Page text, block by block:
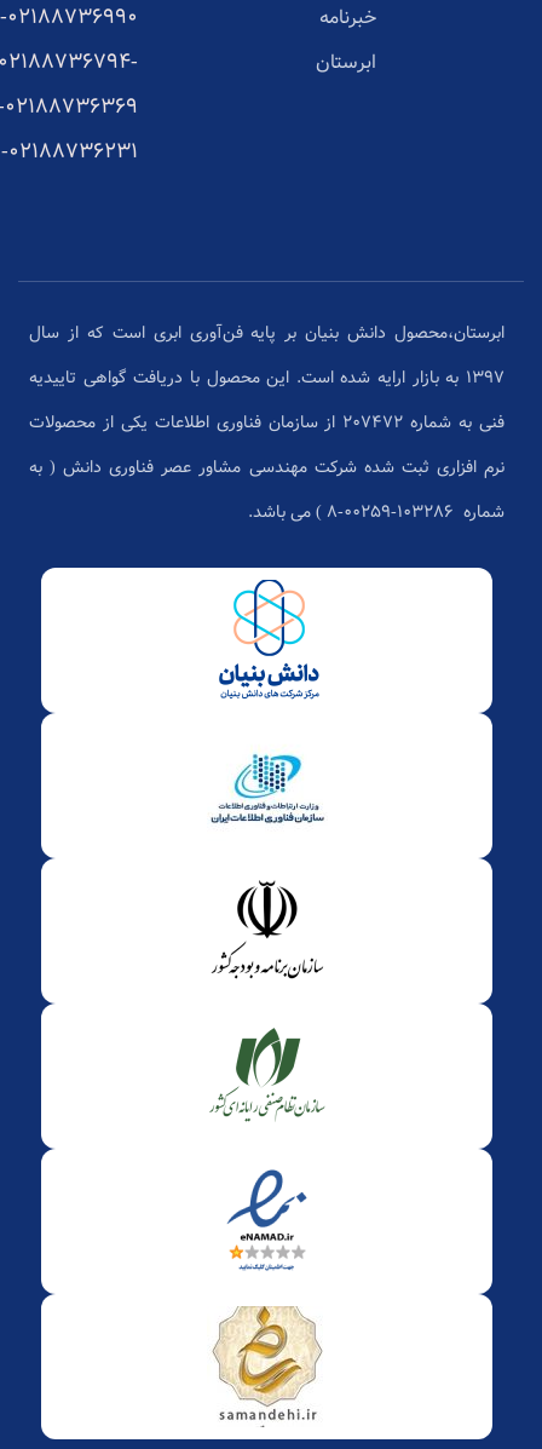
خبرنامه
ابرستان
02188736990-
02188736794-
02188736369-
02188736231-
ابرستان،محصول دانش بنیان بر پایه فن‌آوری ابری است که از سال
1397 به بازار ارایه شده است. این محصول با دریافت گواهی تاییدیه
فنی به شماره 207472 از سازمان فناوری اطلاعات یکی از محصولات
نرم افزاری ثبت شده شرکت مهندسی مشاور عصر فناوری دانش ( به
شماره ۱۰۳۲۸۶-۰۰۲۵۹-۸ ) می باشد.